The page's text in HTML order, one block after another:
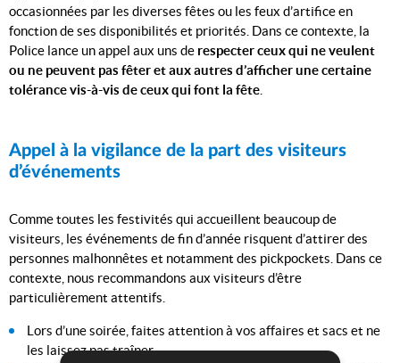
occasionnées par les diverses fêtes ou les feux d’artifice en
fonction de ses disponibilités et priorités. Dans ce contexte, la
Police lance un appel aux uns de respecter ceux qui ne veulent
ou ne peuvent pas fêter et aux autres d’afficher une certaine
tolérance vis-à-vis de ceux qui font la fête
Appel à la vigilance de la part des visiteurs
d’événements
Comme toutes les festivités qui accueillent beaucoup de
visiteurs, les événements de fin d’année risquent d’attirer des
personnes malhonnêtes et notamment des pickpockets. Dans ce
contexte, nous recommandons aux visiteurs d’être
particulièrement attentifs.
Lors d’une soirée, faites attention à vos affaires et sacs et ne
les laissez pas traîner.